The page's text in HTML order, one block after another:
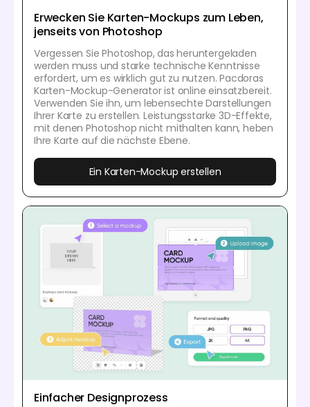
Erwecken Sie Karten-Mockups zum Leben,
jenseits von Photoshop
Vergessen Sie Photoshop, das heruntergeladen
werden muss und starke technische Kenntnisse
erfordert, um es wirklich gut zu nutzen. Pacdoras
Karten-Mockup-Generator ist online einsatzbereit.
Verwenden Sie ihn, um lebensechte Darstellungen
Ihrer Karte zu erstellen. Leistungsstarke 3D-Effekte,
mit denen Photoshop nicht mithalten kann, heben
Ihre Karte auf die nächste Ebene.
Ein Karten-Mockup erstellen
Einfacher Designprozess